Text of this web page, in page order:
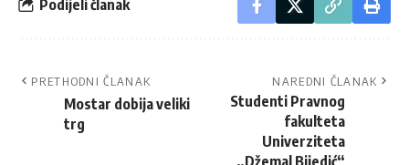
Podijeli članak
PRETHODNI ČLANAK
Mostar dobija veliki
trg
NAREDNI ČLANAK
Studenti Pravnog
fakulteta
Univerziteta
„Džemal Bijedić“